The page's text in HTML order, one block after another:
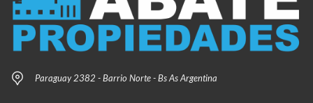
Paraguay 2382 - Barrio Norte - Bs As Argentina